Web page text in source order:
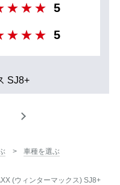
5
5
SJ8+
車種を選ぶ
(ウィンターマックス) SJ8+